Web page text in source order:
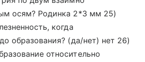
осям? Родинка 2*3 мм 25)
когда
образования? (да/нет) нет 26)
относительно